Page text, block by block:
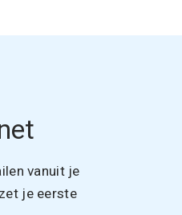
vanuit je
je eerste